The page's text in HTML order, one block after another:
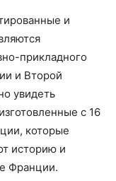
и
прикладного
и Второй
увидеть
с 16
которые
историю и
Франции.